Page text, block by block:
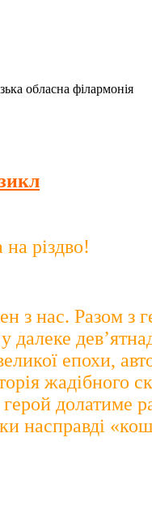
обласна філармонія
різдво!
з нас. Разом
далеке
епохи,
жадібного
насправді